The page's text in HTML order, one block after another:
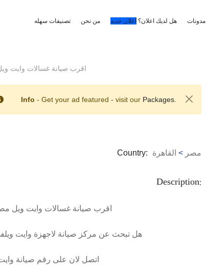
تصنيفات سهله من نحن هل لديك اعلان؟ اعلان جديد مدونات
اقرب صيانة غسالات وايت ويل مصر
Info - Get your ad featured - visit our Packages.
Country:
مصر > القاهرة
Description:
اقرب صيانة غسالات وايت ويل مصر الجديدة
هل تبحث عن مركز صيانة لاجهزة وايت
اتصل لان على رقم صيانة